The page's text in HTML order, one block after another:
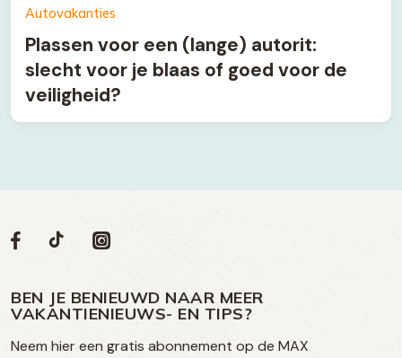
Autovakanties
Plassen voor een (lange) autorit:
slecht voor je blaas of goed voor de
veiligheid?
Volg
op
social
Social
Volg
op
Facebook
Volg
op
TikTok
Volg
op
Instagram
BEN JE BENIEUWD NAAR MEER
VAKANTIENIEUWS- EN TIPS?
Neem hier een gratis abonnement op de MAX